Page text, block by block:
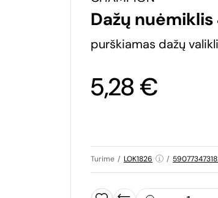
Dažų
purškiamas dažų
5,28 €
Turime / LOK1826 /